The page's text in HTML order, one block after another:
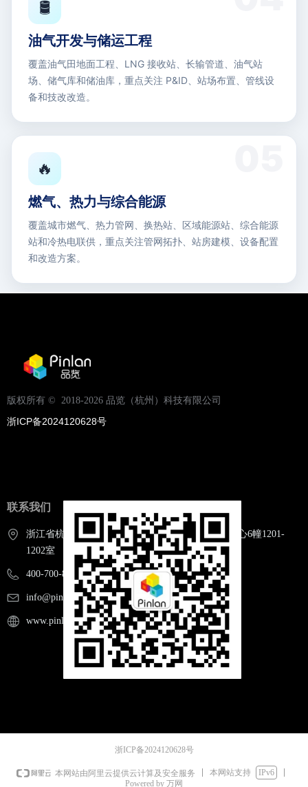
🛢️
油气开发与储运工程
覆盖油气田地面工程、LNG 接收站、长输管道、油气站
场、储气库和储油库，重点关注 P&ID、站场布置、管线设
备和技改改造。
🔥
燃气、热力与综合能源
覆盖城市燃气、热力管网、换热站、区域能源站、综合能源
站和冷热电联供，重点关注管网拓扑、站房建模、设备配置
和改造方案。
能源装备与工程服务
备、设计院和 EPC，重点关注模型解析、自动出图、BOM
清单和工程交付。
🔍
咨询智能体
设计输入识别
面向能源项目前期，将任务书、图纸、规范、历史项目和客
户诉求转化为可执行的场景清单、设计边界和实施路径。
面向电站、电网、新能源、油气和综合能源项目，智能生成
场站布置、设备配置、路径规划和多方案比选。
版权所有 ©  2018-2026 品览（杭州）科技有限公司
联系我们
浙江省杭州市钱塘区白杨街道2号大街501号海聚中心6幢1201-
1202室
400-700-8700
info@pinlandata.com
www.pinlandata.com
浙ICP备2024120628号
浙ICP备2024120628号
本网站由阿里云提供云计算及安全服务 本网站支持
IPv6
Powered by 万网